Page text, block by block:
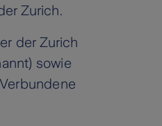
Zurich.
der Zurich
sowie